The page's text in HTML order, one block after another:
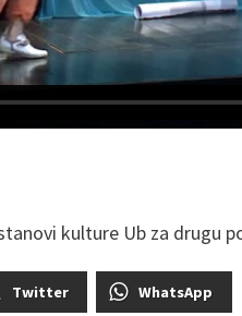
kulture Ub za drugu
Twitter WhatsApp